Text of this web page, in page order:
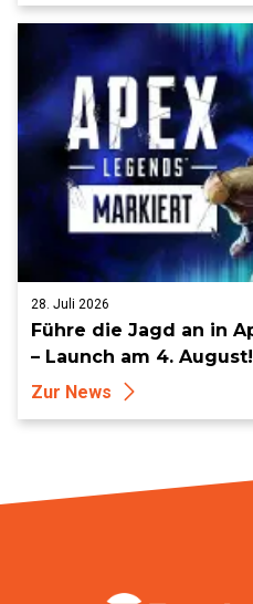
28. Juli 2026
Führe die Jagd an in
– Launch am 4. August!
Zur News